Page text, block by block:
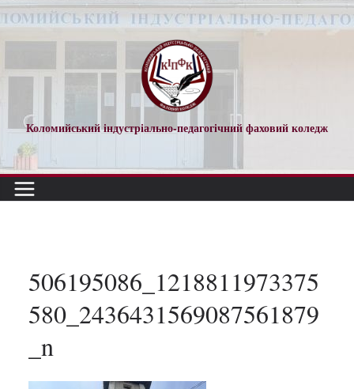
Перейти
до
Коломийський індустріально-педагогічний фаховий коледж
506195086_1218811973375
580_2436431569087561879
_n